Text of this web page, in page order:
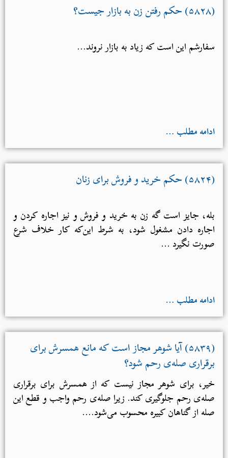
(۵۸۲۸) حكم رفتن زن به بازار جیست؟
سفارشم این است که زیاد به بازار نروند...
ادامه مطلب …
(۵۸۲۴) حکم خرید و فروش برای زنان
بله، جایز است گه زن به خرید و فروش و نیز اجاره کردن و
اجاره دادن مشغول شود، به شرط این‌که کار خلاف شرع
صورت نگیرد ...
ادامه مطلب …
(۵۸۳۹) آیا شوهر مجاز است که مانع همسرش برای
برقراری صله‌ی رحم شود؟
خیر، برای شوهر مجاز نیست که از همسرش برای برقراری
صله‌ی رحم جلوگیری کند. زیرا صله‌ی رحم واجب و قطع این
صله از گناهان کبیره محسوب می‌شود....